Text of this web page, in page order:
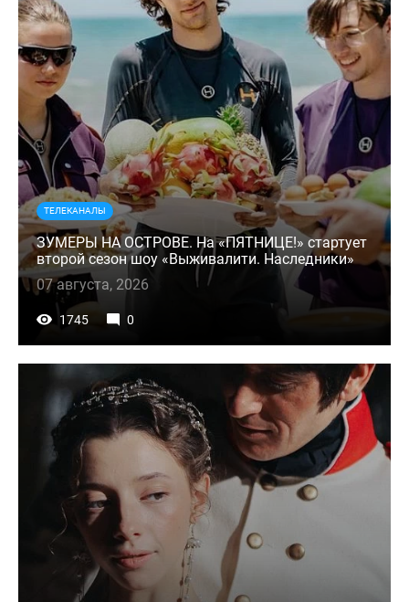
ТЕЛЕКАНАЛЫ
ЗУМЕРЫ НА ОСТРОВЕ. На «ПЯТНИЦЕ!» стартует
второй сезон шоу «Выживалити. Наследники»
07 августа, 2026
1745 0